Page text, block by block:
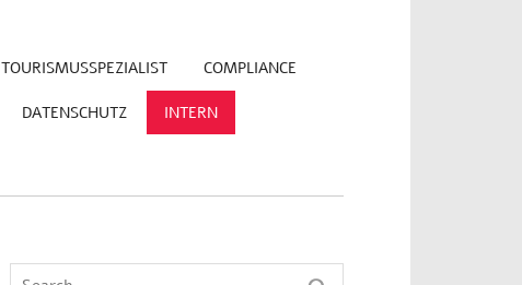
TOURISMUSSPEZIALIST COMPLIANCE
DATENSCHUTZ INTERN